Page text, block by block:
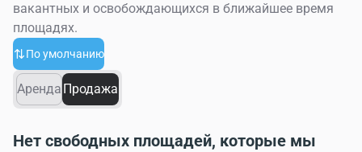
вакантных и освобождающихся в ближайшее время
площадях.
По умолчанию
Аренда Продажа
Нет свободных площадей, которые мы